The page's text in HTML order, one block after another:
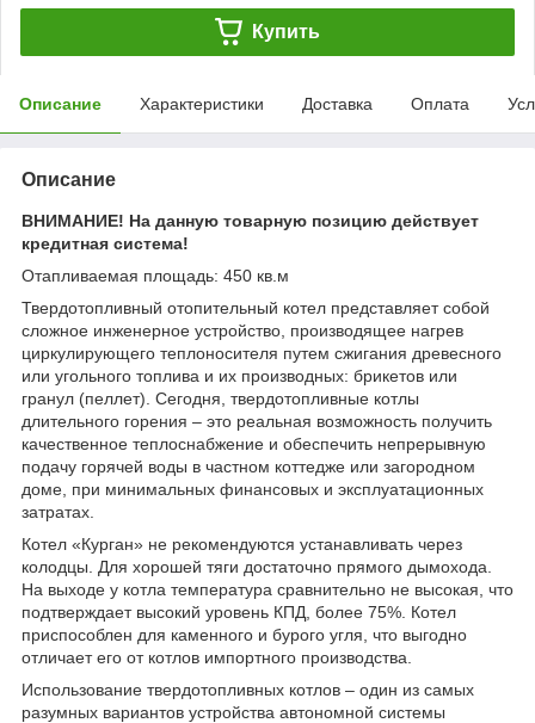
Купить
Описание Характеристики Доставка Оплата
Описание
ВНИМАНИЕ! На данную товарную позицию действует
кредитная система!
Отапливаемая площадь: 450 кв.м
Твердотопливный отопительный котел представляет собой
сложное инженерное устройство, производящее нагрев
циркулирующего теплоносителя путем сжигания древесного
или угольного топлива и их производных: брикетов или
гранул (пеллет). Сегодня, твердотопливные котлы
длительного горения – это реальная возможность получить
качественное теплоснабжение и обеспечить непрерывную
подачу горячей воды в частном коттедже или загородном
доме, при минимальных финансовых и эксплуатационных
затратах.
Котел «Курган» не рекомендуются устанавливать через
колодцы. Для хорошей тяги достаточно прямого дымохода.
На выходе у котла температура сравнительно не высокая, что
подтверждает высокий уровень КПД, более 75%. Котел
приспособлен для каменного и бурого угля, что выгодно
отличает его от котлов импортного производства.
Использование твердотопливных котлов – один из самых
разумных вариантов устройства автономной системы